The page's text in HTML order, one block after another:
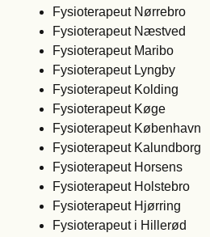
Fysioterapeut Nørrebro
Fysioterapeut Næstved
Fysioterapeut Maribo
Fysioterapeut Lyngby
Fysioterapeut Kolding
Fysioterapeut Køge
Fysioterapeut København
Fysioterapeut Kalundborg
Fysioterapeut Horsens
Fysioterapeut Holstebro
Fysioterapeut Hjørring
Fysioterapeut i Hillerød